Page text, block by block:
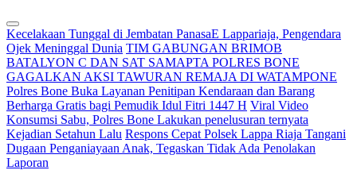
Kecelakaan Tunggal di Jembatan PanasaE Lappariaja, Pengendara
Ojek Meninggal Dunia TIM GABUNGAN BRIMOB
BATALYON C DAN SAT SAMAPTA POLRES BONE
GAGALKAN AKSI TAWURAN REMAJA DI WATAMPONE
Polres Bone Buka Layanan Penitipan Kendaraan dan Barang
Berharga Gratis bagi Pemudik Idul Fitri 1447 H Viral Video
Konsumsi Sabu, Polres Bone Lakukan penelusuran ternyata
Kejadian Setahun Lalu Respons Cepat Polsek Lappa Riaja Tangani
Dugaan Penganiayaan Anak, Tegaskan Tidak Ada Penolakan
Laporan